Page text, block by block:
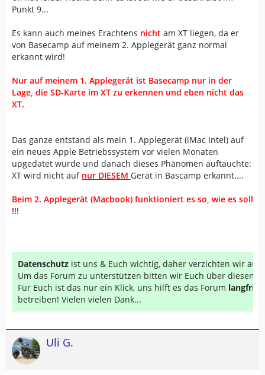
Punkt 9...
Es kann auch meines Erachtens nicht am XT liegen, da er
von Basecamp auf meinem 2. Applegerät ganz normal
erkannt wird!
Nur auf meinem 1. Applegerät ist Basecamp nur in der
Lage, die SD-Karte im XT zu erkennen und eben nicht das
XT.
Das ganze entstand als mein 1. Applegerät (iMac Intel) auf
ein neues Apple Betriebssystem vor vielen Monaten
upgedatet wurde und danach dieses Phänomen auftauchte:
XT wird nicht auf nur DIESEM Gerät in Bascamp erkannt....
Beim 2. Applegerät (Macbook) funktioniert es so, wie es soll
!!!
Datenschutz ist uns & Euch wichtig, daher verzichten wir auf
Um das Forum zu unterstützen bitten wir Euch über diesen
Für Euch ist das nur ein Klick, uns hilft es das Forum
betreiben! Vielen vielen Dank...
Uli G.